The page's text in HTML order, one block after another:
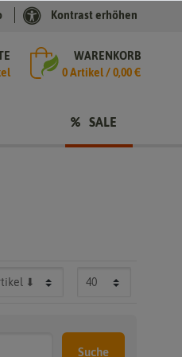
Kontrast erhöhen
WARENKORB
0Artikel /0,00 €
SALE
Suche